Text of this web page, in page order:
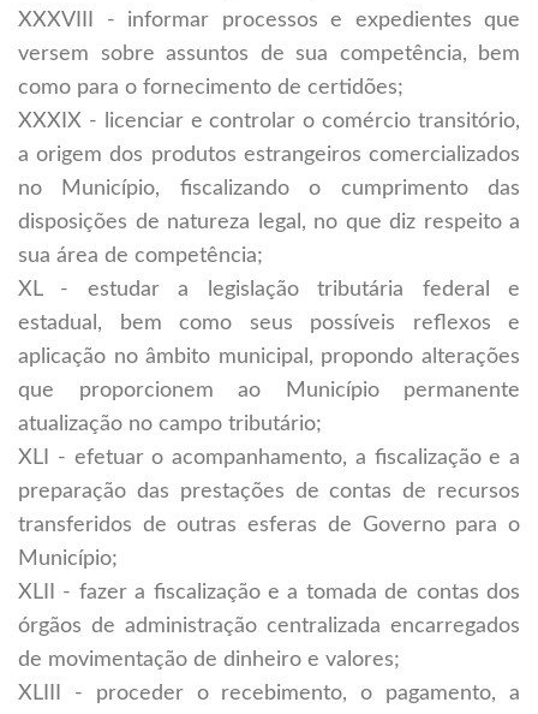
XXXVIII - informar processos e expedientes que
versem sobre assuntos de sua competência, bem
como para o fornecimento de certidões;
XXXIX - licenciar e controlar o comércio transitório,
a origem dos produtos estrangeiros comercializados
no Município, fiscalizando o cumprimento das
disposições de natureza legal, no que diz respeito a
sua área de competência;
XL - estudar a legislação tributária federal e
estadual, bem como seus possíveis reflexos e
aplicação no âmbito municipal, propondo alterações
que proporcionem ao Município permanente
atualização no campo tributário;
XLI - efetuar o acompanhamento, a fiscalização e a
preparação das prestações de contas de recursos
transferidos de outras esferas de Governo para o
Município;
XLII - fazer a fiscalização e a tomada de contas dos
órgãos de administração centralizada encarregados
de movimentação de dinheiro e valores;
XLIII - proceder o recebimento, o pagamento, a